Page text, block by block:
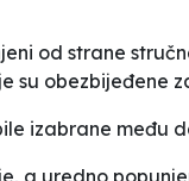
od strane
su obezbijeđene
izabrane među